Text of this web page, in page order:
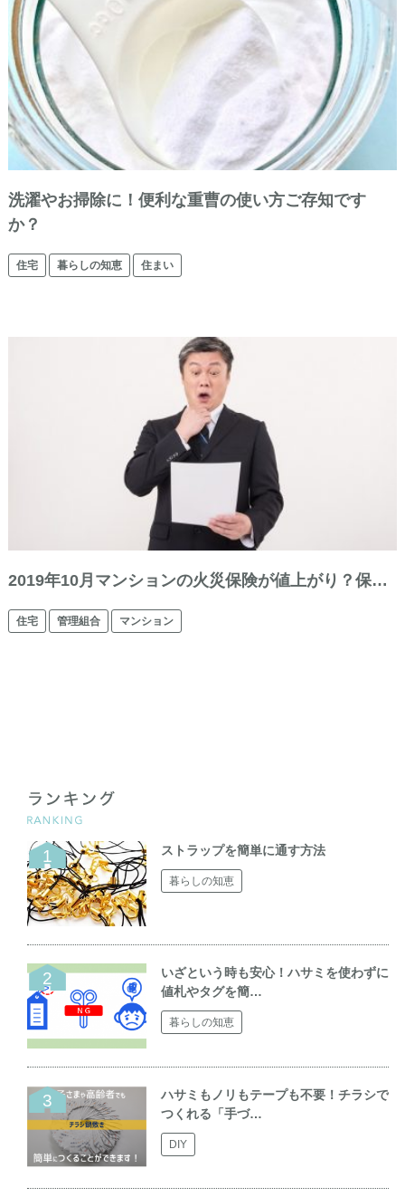
洗濯やお掃除に！便利な重曹の使い方ご存知です
か？
住宅 暮らしの知恵 住まい
2019年10月マンションの火災保険が値上がり？保…
住宅 管理組合 マンション
ストラップを簡単に通す方法
暮らしの知恵
いざという時も安心！ハサミを使わずに
値札やタグを簡…
暮らしの知恵
ハサミもノリもテープも不要！チラシで
つくれる「手づ…
DIY